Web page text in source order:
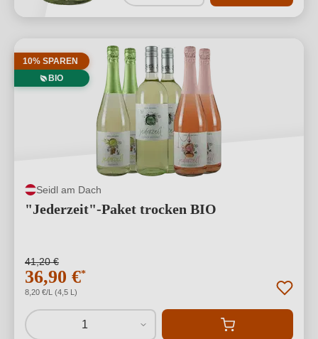
10% SPAREN
BIO
Seidl am Dach
"Jederzeit"-Paket trocken BIO
41,20 €
36,90 €*
8,20 €/L (4,5 L)
1